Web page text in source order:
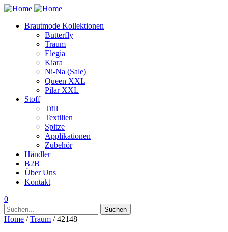
Brautmode Kollektionen
Butterfly
Traum
Elegia
Kiara
Ni-Na (Sale)
Queen XXL
Pilar XXL
Stoff
Tüll
Textilien
Spitze
Applikationen
Zubehör
Händler
B2B
Über Uns
Kontakt
0
Suchen
nach:
Suchen
Home /Traum / 42148